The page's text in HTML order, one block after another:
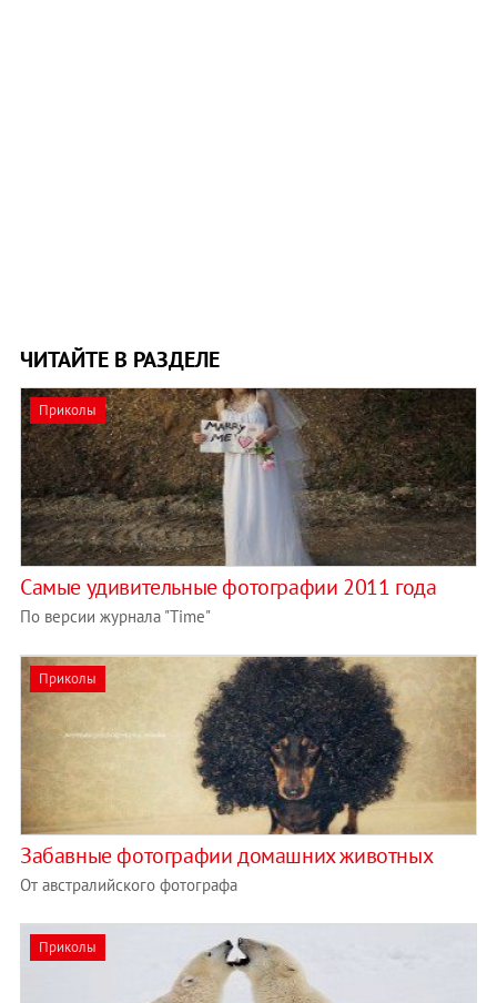
ЧИТАЙТЕ В РАЗДЕЛЕ
Приколы
Самые удивительные фотографии 2011 года
По версии журнала "Time"
Приколы
Забавные фотографии домашних животных
От австралийского фотографа
Приколы